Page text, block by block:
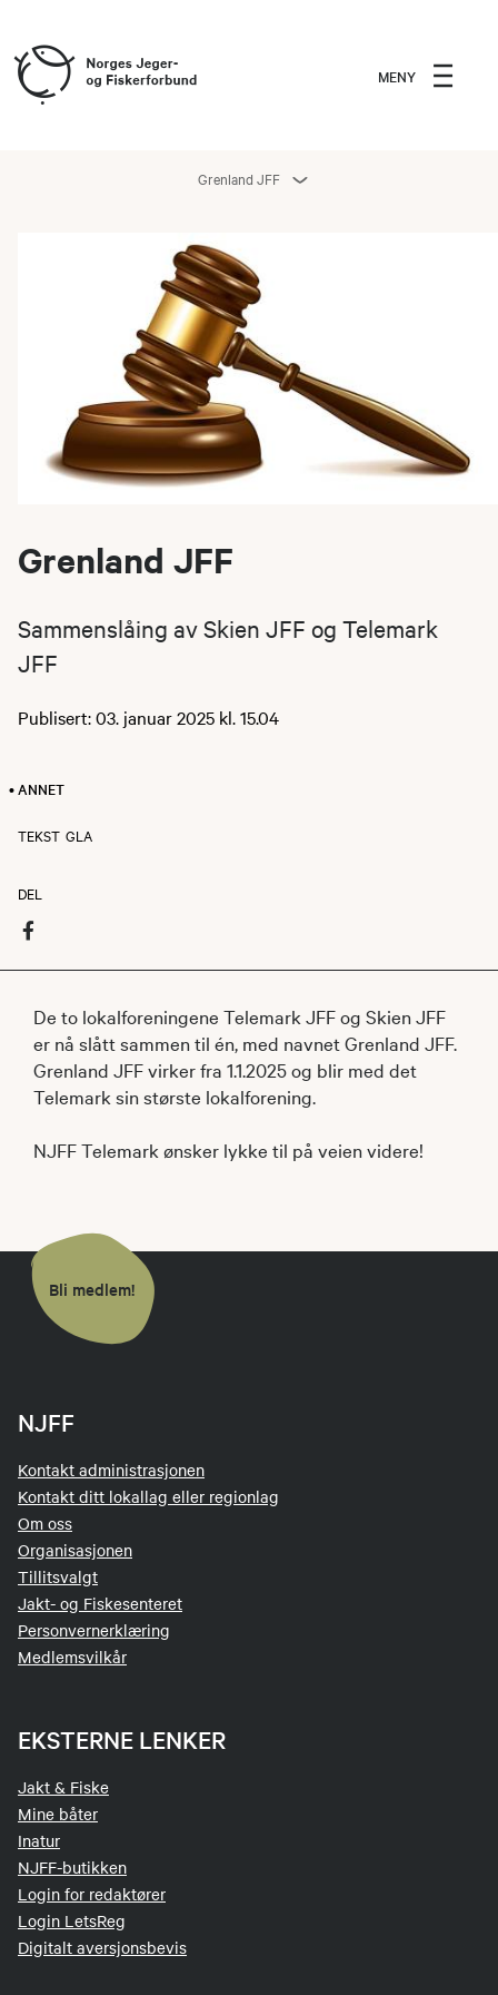
MENY
Grenland JFF
Grenland JFF
Sammenslåing av Skien JFF og Telemark
JFF
Publisert: 03. januar 2025 kl. 15.04
• ANNET
TEKST GLA
DEL
De to lokalforeningene Telemark JFF og Skien JFF
er nå slått sammen til én, med navnet Grenland JFF.
Grenland JFF virker fra 1.1.2025 og blir med det
Telemark sin største lokalforening.
NJFF Telemark ønsker lykke til på veien videre!
Bli medlem!
NJFF
Kontakt administrasjonen
Kontakt ditt lokallag eller regionlag
Om oss
Organisasjonen
Tillitsvalgt
Jakt- og Fiskesenteret
Personvernerklæring
Medlemsvilkår
EKSTERNE LENKER
Jakt & Fiske
Mine båter
Inatur
NJFF-butikken
Login for redaktører
Login LetsReg
Digitalt aversjonsbevis